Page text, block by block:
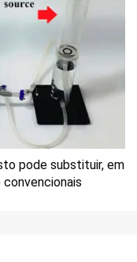
pode substituir, em